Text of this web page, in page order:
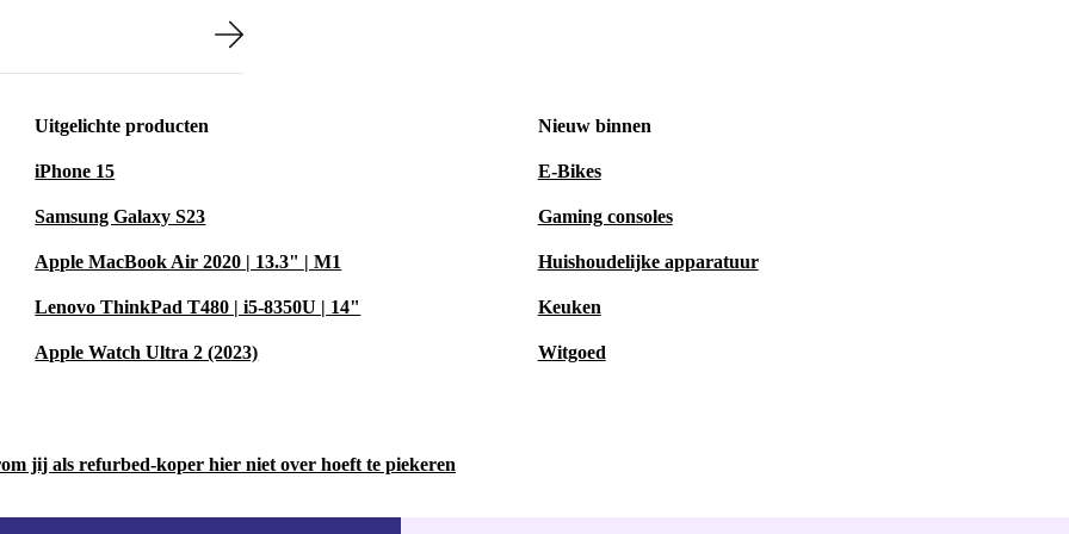
Pro ervaar
en een
Uitgelichte producten
iPhone 15
Samsung Galaxy S23
Apple MacBook Air 2020 | 13.3" | M1
Lenovo ThinkPad T480 | i5-8350U | 14"
Apple Watch Ultra 2 (2023)
Nieuw binnen
E-Bikes
Gaming consoles
Huishoudelijke apparatuur
Keuken
Witgoed
jij als refurbed-koper hier niet over hoeft te piekeren